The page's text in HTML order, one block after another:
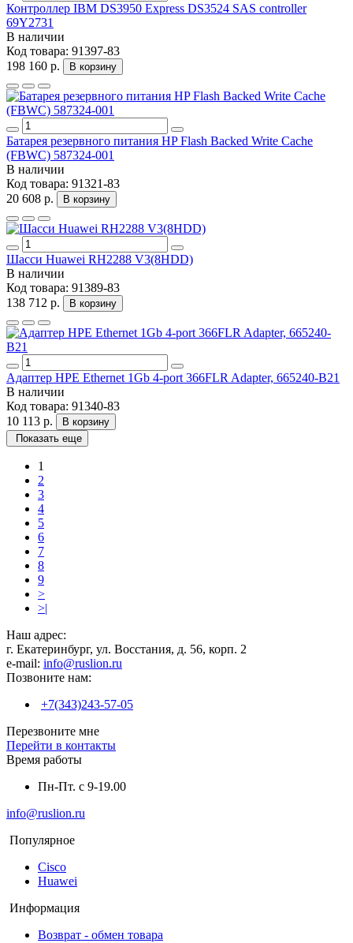
Контроллер IBM DS3950 Express DS3524 SAS controller
69Y2731
В наличии
Код товара: 91397-83
198 160 р.
В корзину
Батарея резервного питания HP Flash Backed Write Cache
(FBWC) 587324-001
В наличии
Код товара: 91321-83
20 608 р.
В корзину
Шасси Huawei RH2288 V3(8HDD)
В наличии
Код товара: 91389-83
138 712 р.
В корзину
Адаптер HPE Ethernet 1Gb 4-port 366FLR Adapter, 665240-B21
В наличии
Код товара: 91340-83
10 113 р.
В корзину
Показать еще
1
2
3
4
5
6
7
8
9
>
>|
Наш адрес:
г. Екатеринбург, ул. Восстания, д. 56, корп. 2
e-mail: info@ruslion.ru
Позвоните нам:
+7(343)243-57-05
Перезвоните мне
Перейти в контакты
Время работы
Пн-Пт. с 9-19.00
info@ruslion.ru
Популярное
Cisco
Huawei
Информация
Возврат - обмен товара